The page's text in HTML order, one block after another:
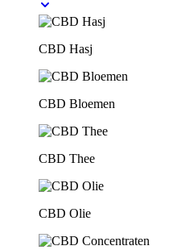
CBD Hasj
CBD Bloemen
CBD Thee
CBD Olie